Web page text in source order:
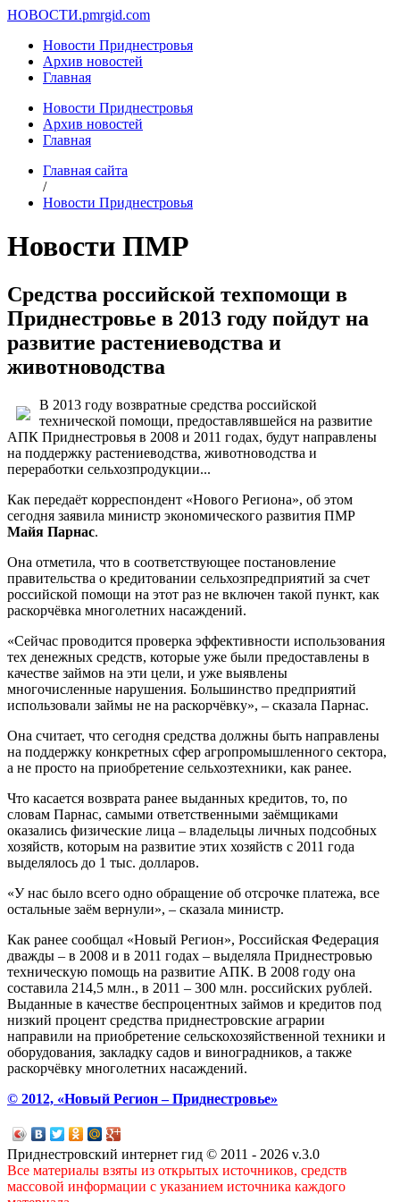
НОВОСТИ.pmrgid.com
Новости Приднестровья
Архив новостей
Главная
Новости Приднестровья
Архив новостей
Главная
Главная сайта
/
Новости Приднестровья
Новости ПМР
Средства российской техпомощи в
Приднестровье в 2013 году пойдут на
развитие растениеводства и
животноводства
В 2013 году возвратные средства российской
технической помощи, предоставлявшейся на развитие
АПК Приднестровья в 2008 и 2011 годах, будут направлены
на поддержку растениеводства, животноводства и
переработки сельхозпродукции...
Как передаёт корреспондент «Нового Региона», об этом
сегодня заявила министр экономического развития ПМР
Майя Парнас.
Она отметила, что в соответствующее постановление
правительства о кредитовании сельхозпредприятий за счет
российской помощи на этот раз не включен такой пункт, как
раскорчёвка многолетних насаждений.
«Сейчас проводится проверка эффективности использования
тех денежных средств, которые уже были предоставлены в
качестве займов на эти цели, и уже выявлены
многочисленные нарушения. Большинство предприятий
использовали займы не на раскорчёвку», – сказала Парнас.
Она считает, что сегодня средства должны быть направлены
на поддержку конкретных сфер агропромышленного сектора,
а не просто на приобретение сельхозтехники, как ранее.
Что касается возврата ранее выданных кредитов, то, по
словам Парнас, самыми ответственными заёмщиками
оказались физические лица – владельцы личных подсобных
хозяйств, которым на развитие этих хозяйств с 2011 года
выделялось до 1 тыс. долларов.
«У нас было всего одно обращение об отсрочке платежа, все
остальные заём вернули», – сказала министр.
Как ранее сообщал «Новый Регион», Российская Федерация
дважды – в 2008 и в 2011 годах – выделяла Приднестровью
техническую помощь на развитие АПК. В 2008 году она
составила 214,5 млн., в 2011 – 300 млн. российских рублей.
Выданные в качестве беспроцентных займов и кредитов под
низкий процент средства приднестровские аграрии
направили на приобретение сельскохозяйственной техники и
оборудования, закладку садов и виноградников, а также
раскорчёвку многолетних насаждений.
© 2012, «Новый Регион – Приднестровье»
Приднестровский интернет гид © 2011 - 2026 v.3.0
Все материалы взяты из открытых источников, средств
массовой информации с указанием источника каждого